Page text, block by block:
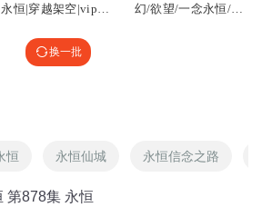
奇葩，不喜欢可以不听啊，
听，忍不住笑啊！都看我！！
175
: 自炸天帮后，我再也没见过如此逗比搞笑的
永恒|穿越架空|vip免
幻/欲望/一念永恒/有
换一批
恒 永恒仙城 永恒信念之路
第878集 永恒